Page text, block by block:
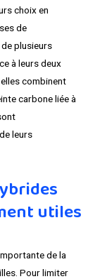
choix en
de
plusieurs
à leurs deux
combinent
carbone liée à
leurs
utiles
de la
Pour limiter